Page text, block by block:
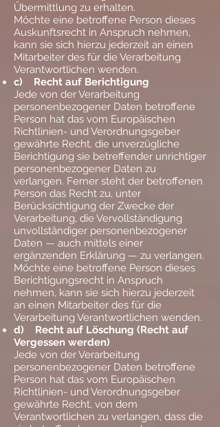
Übermittlung zu erhalten.
Möchte eine betroffene Person dieses
Auskunftsrecht in Anspruch nehmen,
kann sie sich hierzu jederzeit an einen
Mitarbeiter des für die Verarbeitung
Verantwortlichen wenden.
c) Recht auf Berichtigung
Jede von der Verarbeitung
personenbezogener Daten betroffene
Person hat das vom Europäischen
Richtlinien- und Verordnungsgeber
gewährte Recht, die unverzügliche
Berichtigung sie betreffender unrichtiger
personenbezogener Daten zu
verlangen. Ferner steht der betroffenen
Person das Recht zu, unter
Berücksichtigung der Zwecke der
Verarbeitung, die Vervollständigung
unvollständiger personenbezogener
Daten — auch mittels einer
ergänzenden Erklärung — zu verlangen.
Möchte eine betroffene Person dieses
Berichtigungsrecht in Anspruch
nehmen, kann sie sich hierzu jederzeit
an einen Mitarbeiter des für die
Verarbeitung Verantwortlichen wenden.
d) Recht auf Löschung (Recht auf
Vergessen werden)
Jede von der Verarbeitung
personenbezogener Daten betroffene
Person hat das vom Europäischen
Richtlinien- und Verordnungsgeber
gewährte Recht, von dem
Verantwortlichen zu verlangen, dass die